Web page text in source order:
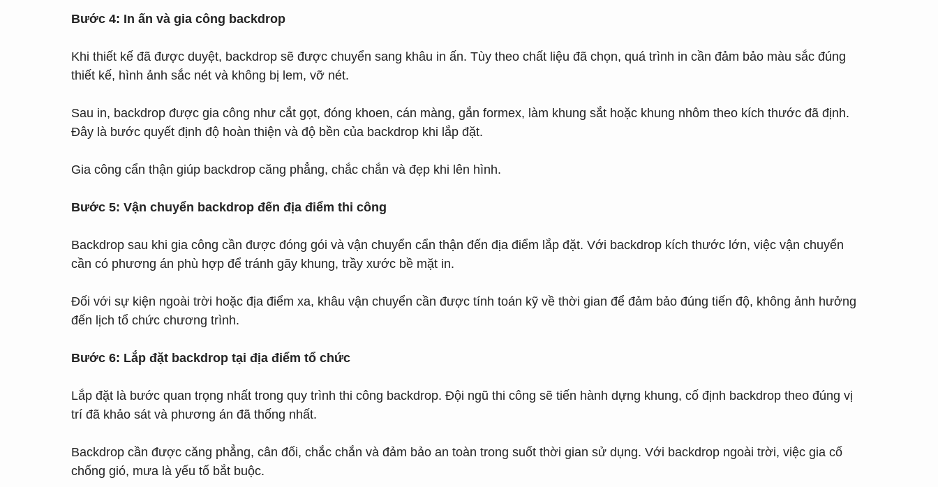
Bước 4: In ấn và gia công backdrop
Khi thiết kế đã được duyệt, backdrop sẽ được chuyển sang khâu in ấn. Tùy theo chất liệu đã chọn, quá trình in cần đảm bảo màu sắc đúng
thiết kế, hình ảnh sắc nét và không bị lem, vỡ nét.
Sau in, backdrop được gia công như cắt gọt, đóng khoen, cán màng, gắn formex, làm khung sắt hoặc khung nhôm theo kích thước đã định.
Đây là bước quyết định độ hoàn thiện và độ bền của backdrop khi lắp đặt.
Gia công cẩn thận giúp backdrop căng phẳng, chắc chắn và đẹp khi lên hình.
Bước 5: Vận chuyển backdrop đến địa điểm thi công
Backdrop sau khi gia công cần được đóng gói và vận chuyển cẩn thận đến địa điểm lắp đặt. Với backdrop kích thước lớn, việc vận chuyển
cần có phương án phù hợp để tránh gãy khung, trầy xước bề mặt in.
Đối với sự kiện ngoài trời hoặc địa điểm xa, khâu vận chuyển cần được tính toán kỹ về thời gian để đảm bảo đúng tiến độ, không ảnh hưởng
đến lịch tổ chức chương trình.
Bước 6: Lắp đặt backdrop tại địa điểm tổ chức
Lắp đặt là bước quan trọng nhất trong quy trình thi công backdrop. Đội ngũ thi công sẽ tiến hành dựng khung, cố định backdrop theo đúng vị
trí đã khảo sát và phương án đã thống nhất.
Backdrop cần được căng phẳng, cân đối, chắc chắn và đảm bảo an toàn trong suốt thời gian sử dụng. Với backdrop ngoài trời, việc gia cố
chống gió, mưa là yếu tố bắt buộc.